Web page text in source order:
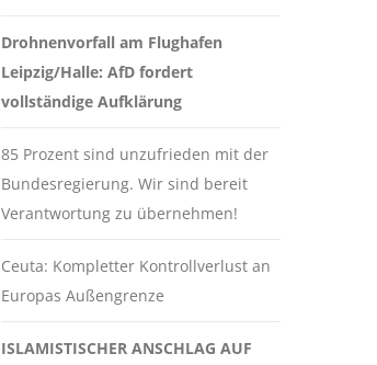
Drohnenvorfall am Flughafen
Leipzig/Halle: AfD fordert
vollständige Aufklärung
85 Prozent sind unzufrieden mit der
Bundesregierung. Wir sind bereit
Verantwortung zu übernehmen!
Ceuta: Kompletter Kontrollverlust an
Europas Außengrenze
ISLAMISTISCHER ANSCHLAG AUF